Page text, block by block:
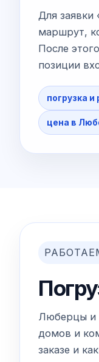
Для заявки
маршрут,
После
позиции
погрузка
цена в
Люберцы и
домов и
заказе и